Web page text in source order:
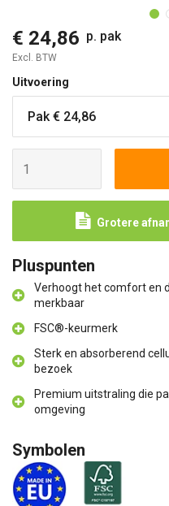
€ 24,86 p. pak
Excl. BTW
Uitvoering
Grotere
Pluspunten
Verhoogt het comfort en
merkbaar
FSC®-keurmerk
Sterk en absorberend
bezoek
Premium uitstraling die
omgeving
Symbolen